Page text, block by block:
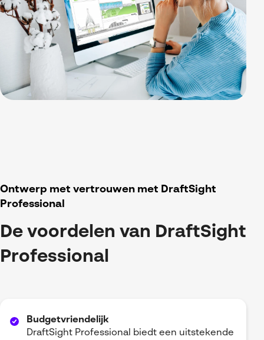
myPDMtools
Ontwerp met vertrouwen met DraftSight
Professional
De voordelen van DraftSight
Professional
Budgetvriendelijk
DraftSight Professional biedt een uitstekende